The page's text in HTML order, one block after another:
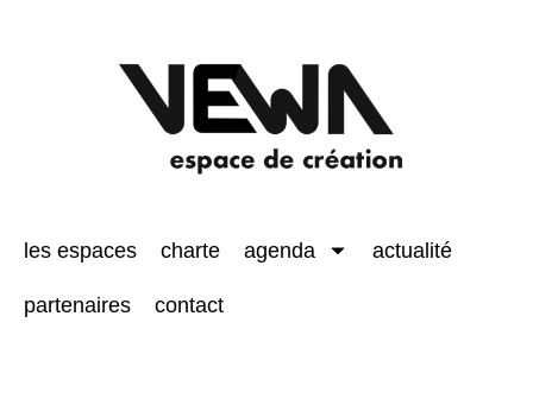
les espaces charte agenda actualité
partenaires contact